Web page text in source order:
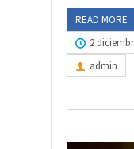
READ MORE
2
admin